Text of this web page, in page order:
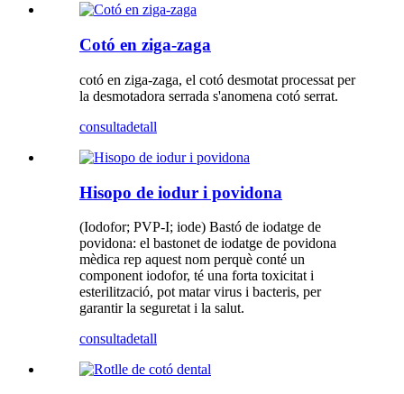
Cotó en ziga-zaga
cotó en ziga-zaga, el cotó desmotat processat per
la desmotadora serrada s'anomena cotó serrat.
consultadetall
Hisopo de iodur i povidona
(Iodofor; PVP-I; iode) Bastó de iodatge de
povidona: el bastonet de iodatge de povidona
mèdica rep aquest nom perquè conté un
component iodofor, té una forta toxicitat i
esterilització, pot matar virus i bacteris, per
garantir la seguretat i la salut.
consultadetall